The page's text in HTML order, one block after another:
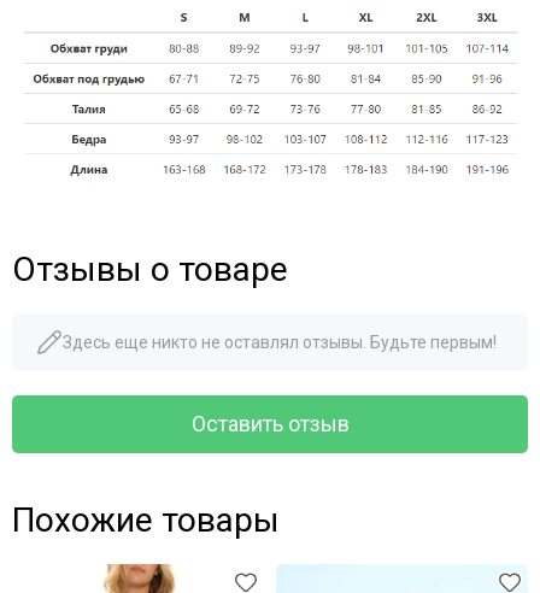
Отзывы о товаре
Здесь еще никто не оставлял отзывы. Будьте первым!
Оставить отзыв
Похожие товары